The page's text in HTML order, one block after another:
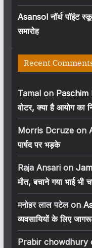
Asansol नॉर्थ पॉइंट
समारोह
Recent
Tamalon Paschim
वोटर, क्या है आयोग का
Morris Dcruzeon
पार्षद पर भड़के
Raja Ansarion
मौत, बचाने गया भाई भी
मनोहर लाल पटेलon
व्यवसायियों के लिए
Prabir chowdhury